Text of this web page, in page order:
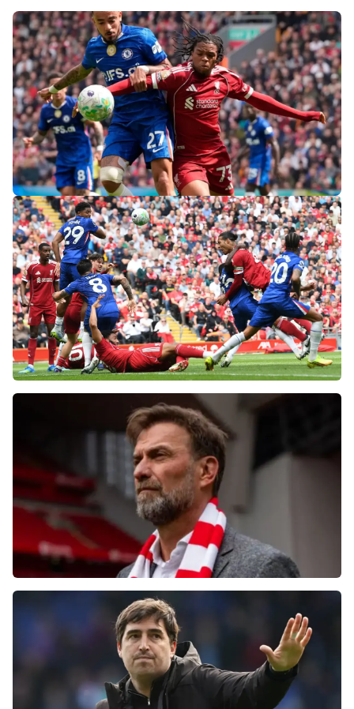
«Слот не тот человек»: болельщики
«Ливерпуля» и «Челси» разнесли тренеров
после ничьей на «Энфилде»
Фанаты «Ливерпуля» шокированы
неспособностью команды обыграть нынешний
Болельщики «Ливерпуля» освистали команду
после ничьей с «Челси»